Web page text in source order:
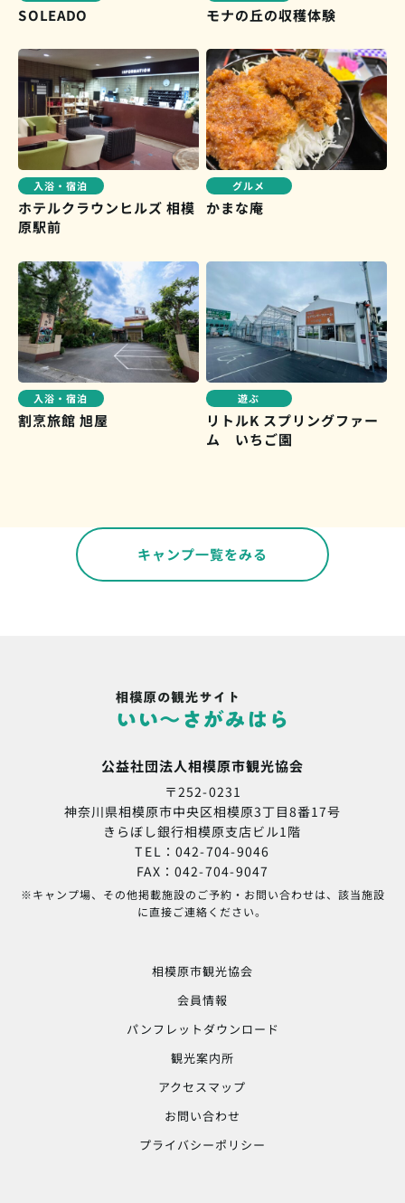
SOLEADO モナの丘の収穫体験
入浴・宿泊
ホテルクラウンヒルズ 相模
原駅前
グルメ
かまな庵
入浴・宿泊
割烹旅館 旭屋
遊ぶ
リトルK スプリングファー
ム いちご園
キャンプ一覧をみる
公益社団法人相模原市観光協会
〒252-0231
神奈川県相模原市中央区相模原3丁目8番17号
きらぼし銀行相模原支店ビル1階
TEL：042-704-9046
FAX：042-704-9047
※キャンプ場、その他掲載施設のご予約・お問い合わせは、該当施設
に直接ご連絡ください。
相模原市観光協会
会員情報
パンフレットダウンロード
観光案内所
アクセスマップ
お問い合わせ
プライバシーポリシー